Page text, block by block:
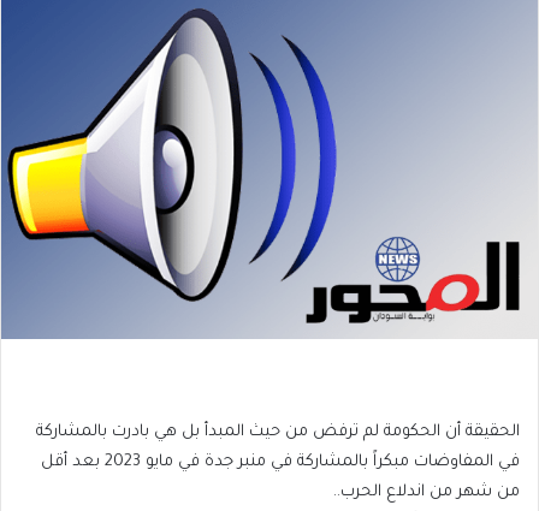
الحقيقة أن الحكومة لم ترفض من حيث المبدأ بل هي بادرت بالمشاركة
في المفاوضات مبكراً بالمشاركة في منبر جدة في مايو 2023 بعد أقل
من شهر من اندلاع الحرب..